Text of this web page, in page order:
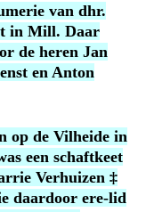
van dhr.
in Mill. Daar
de heren Jan
en Anton
op de Vilheide in
een schaftkeet
Verhuizen ‡
daardoor ere-lid